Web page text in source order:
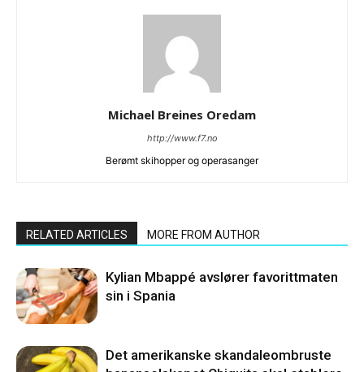
Michael Breines Oredam
http://www.f7.no
Berømt skihopper og operasanger
RELATED ARTICLES MORE FROM AUTHOR
Kylian Mbappé avslører favorittmaten
sin i Spania
Det amerikanske skandaleombruste